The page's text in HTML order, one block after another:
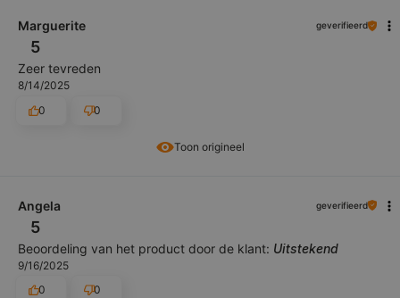
Toon origineel
Marguerite geverifieerd
5
Zeer tevreden
8/14/2025
0
0
Angela geverifieerd
5
Beoordeling van het product door de klant: Uitstekend
9/16/2025
0
0